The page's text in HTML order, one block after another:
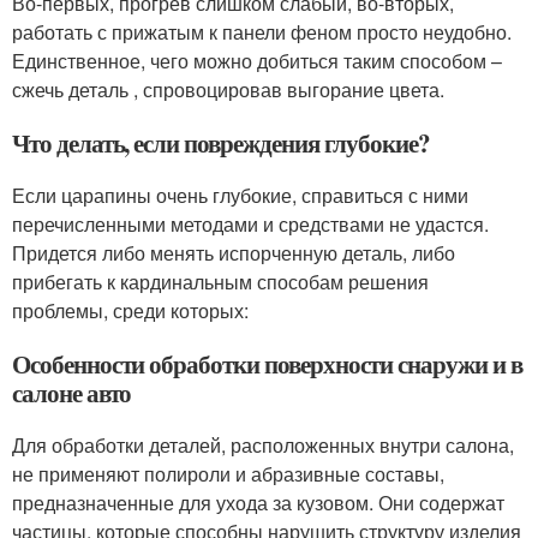
работать с прижатым к панели феном просто неудобно.
Единственное, чего можно добиться таким способом –
сжечь деталь , спровоцировав выгорание цвета.
Что делать, если повреждения глубокие?
Если царапины очень глубокие, справиться с ними
перечисленными методами и средствами не удастся.
Придется либо менять испорченную деталь, либо
прибегать к кардинальным способам решения
проблемы, среди которых:
Особенности обработки поверхности снаружи и в
салоне авто
Для обработки деталей, расположенных внутри салона,
не применяют полироли и абразивные составы,
предназначенные для ухода за кузовом. Они содержат
частицы, которые способны нарушить структуру изделия